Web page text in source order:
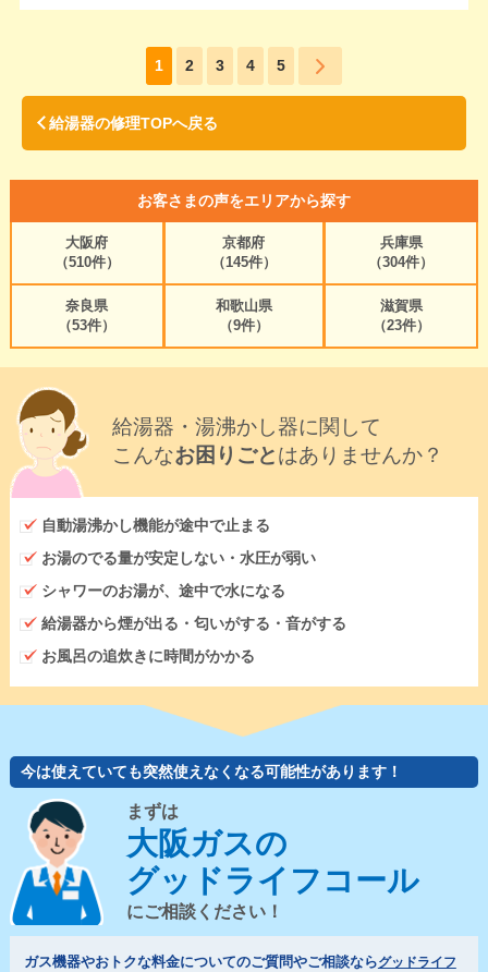
1 2 3 4 5
給湯器の修理TOPへ戻る
お客さまの声をエリアから探す
大阪府
（510件）
京都府
（145件）
兵庫県
（304件）
奈良県
（53件）
和歌山県
（9件）
滋賀県
（23件）
給湯器・湯沸かし器に関して
こんなお困りごとはありませんか？
自動湯沸かし機能が途中で止まる
お湯のでる量が安定しない・水圧が弱い
シャワーのお湯が、途中で水になる
給湯器から煙が出る・匂いがする・音がする
お風呂の追炊きに時間がかかる
今は使えていても突然使えなくなる可能性があります！
まずは
大阪ガスの
グッドライフコール
にご相談ください！
ガス機器やおトクな料金についてのご質問やご相談ならグッドライフ